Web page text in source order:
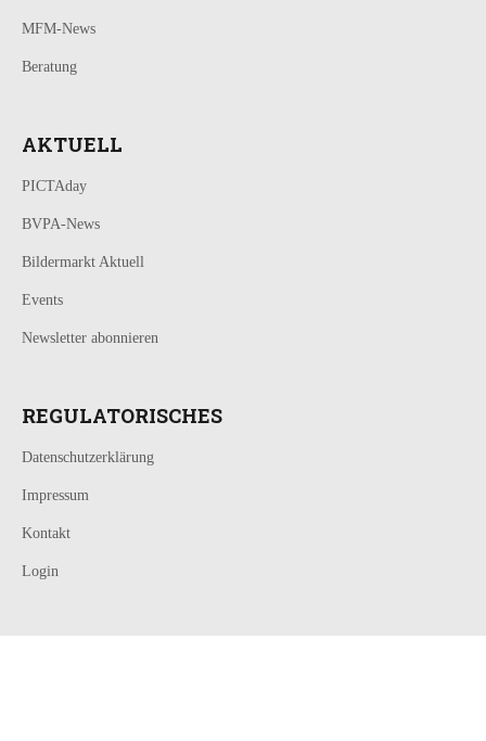
MFM-News
Beratung
AKTUELL
PICTAday
BVPA-News
Bildermarkt Aktuell
Events
Newsletter abonnieren
REGULATORISCHES
Datenschutzerklärung
Impressum
Kontakt
Login